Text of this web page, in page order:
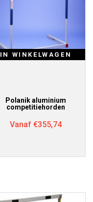
IN WINKELWAGEN
Polanik aluminium
competitiehorden
Vanaf €355,74